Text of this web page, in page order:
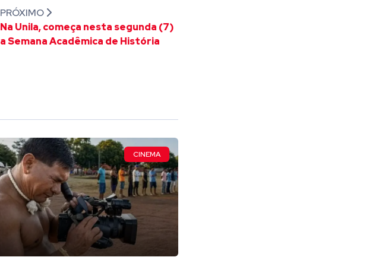
PRÓXIMO
Na Unila, começa nesta segunda (7)
a Semana Acadêmica de História
CINEMA